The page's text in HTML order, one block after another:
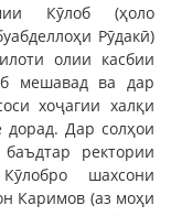
Кӯлоб (ҳоло
Рӯдакӣ)
олии касбии
мешавад ва дар
хоҷагии халқи
Дар солҳои
ректории
шахсони
Каримов (аз моҳи